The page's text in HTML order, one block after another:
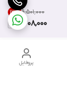
۹٬۵۰۱٬۰۰۰ 13%
8,208,000
پروفایل